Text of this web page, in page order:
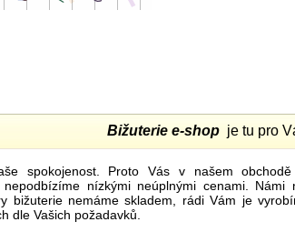
Bižuterie e-shopje tu pro
spokojenost. Proto Vás v našem
nízkými neúplnými cenami. Námi
bižuterie nemáme skladem, rádi Vám je
dle Vašich požadavků.